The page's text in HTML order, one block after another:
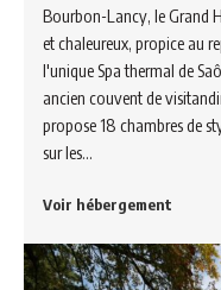
Bourbon-Lancy, le Grand
et chaleureux, propice au
l'unique Spa thermal de
ancien couvent de
propose 18 chambres de
sur les…
Voir hébergement